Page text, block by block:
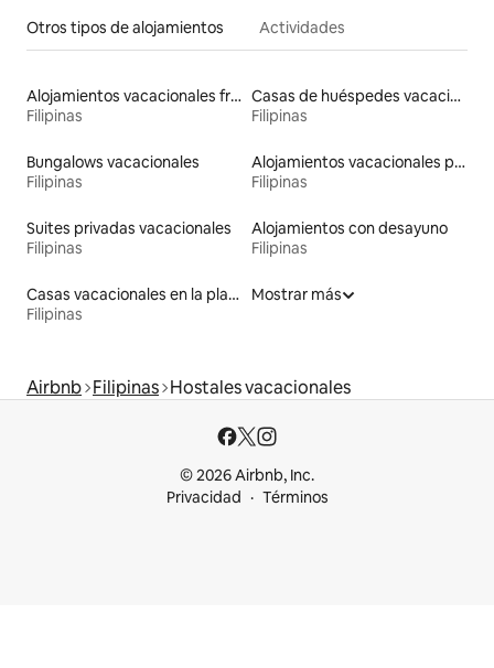
Otros tipos de alojamientos Actividades
Alojamientos vacacionales frente a la playa
Filipinas
Casas de huéspedes vacacionales
Filipinas
Bungalows vacacionales
Filipinas
Alojamientos vacacionales para familias
Filipinas
Suites privadas vacacionales
Filipinas
Alojamientos con desayuno
Filipinas
Casas vacacionales en la playa
Filipinas
Mostrar más
Airbnb Filipinas Hostales vacacionales
© 2026 Airbnb, Inc.
Privacidad
Términos